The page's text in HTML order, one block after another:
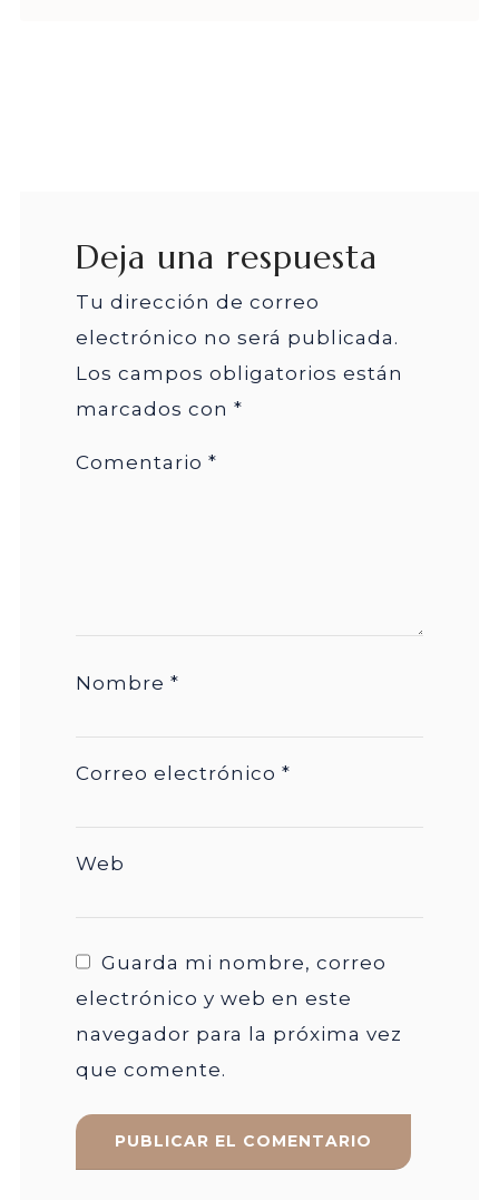
Deja una respuesta
Tu dirección de correo
electrónico no será publicada.
Los campos obligatorios están
marcados con *
Comentario *
Nombre *
Correo electrónico *
Web
Guarda mi nombre, correo
electrónico y web en este
navegador para la próxima vez
que comente.